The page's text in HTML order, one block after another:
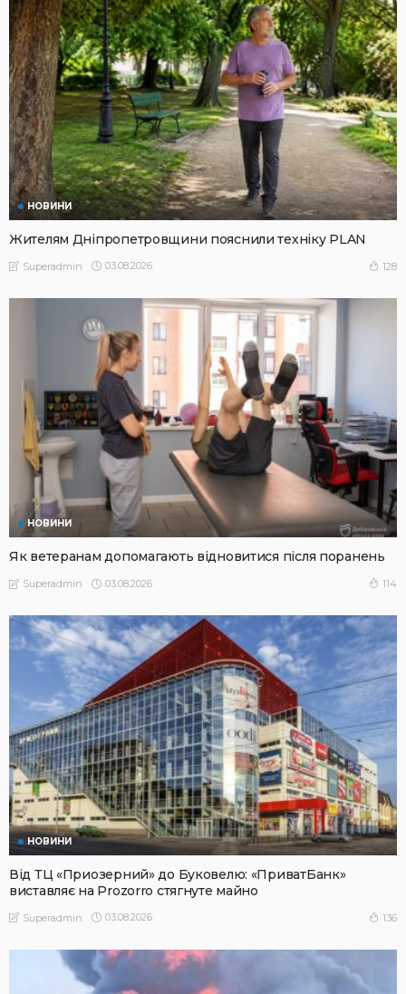
НОВИНИ
Жителям Дніпропетровщини пояснили техніку PLAN
Superadmin 03.08.2026 128
НОВИНИ
Як ветеранам допомагають відновитися після поранень
Superadmin 03.08.2026 114
НОВИНИ
Від ТЦ «Приозерний» до Буковелю: «ПриватБанк»
виставляє на Prozorro стягнуте майно
Superadmin 03.08.2026 136